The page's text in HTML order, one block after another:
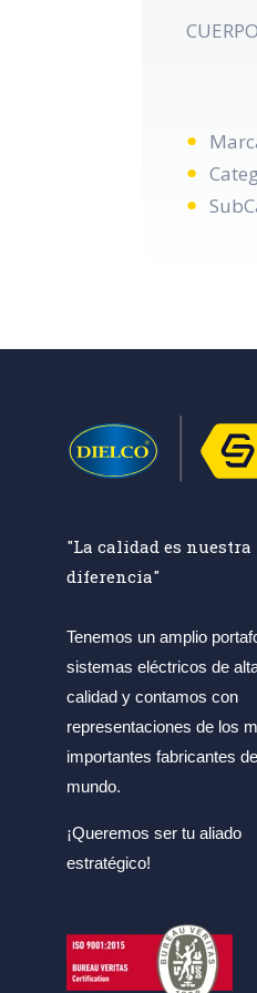
"La calidad es nuestra
diferencia"
Tenemos un amplio
sistemas eléctricos de
calidad y contamos con
representaciones de los
importantes fabricantes
mundo.
¡Queremos ser tu aliado
estratégico!